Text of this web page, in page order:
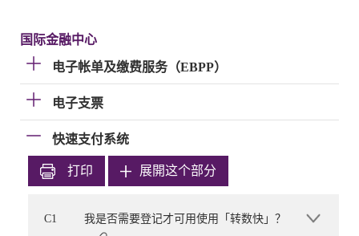
国际金融中心
电子帐单及缴费服务（EBPP）
电子支票
快速支付系统
打印 展開这个部分
C1 我是否需要登记才可用使用「转数快」？